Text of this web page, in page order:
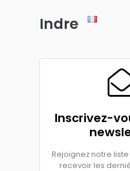
Indre
Inscrivez-
Rejoignez notre
recevoir les